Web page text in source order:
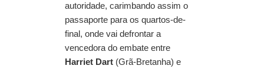
autoridade, carimbando assim o
passaporte para os quartos-de-
final, onde vai defrontar a
vencedora do embate entre
Harriet Dart (Grã-Bretanha) e